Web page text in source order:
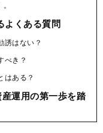
よくある質問
誘はない？
べき？
はある？
運用の第一歩を踏